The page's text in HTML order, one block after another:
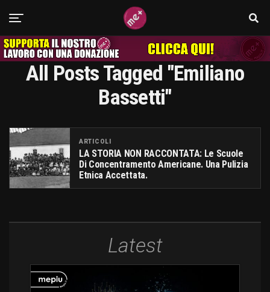
All Posts Tagged "emiliano
Bassetti"
ARTICOLI
LA STORIA NON RACCONTATA: Le Scuole
Di Concentramento Americane. Una Pulizia
Etnica Accettata.
Latest